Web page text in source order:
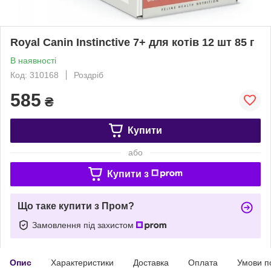
Royal Canin Instinctive 7+ для котів 12 шт 85 г
В наявності
Код: 310168
Роздріб
585 ₴
Купити
або
Купити з
Що таке купити з Пром?
Замовлення під захистом
Опис Характеристики Доставка Оплата Умови